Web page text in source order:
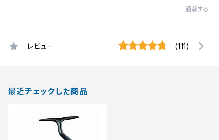
通報する
レビュー (111)
最近チェックした商品